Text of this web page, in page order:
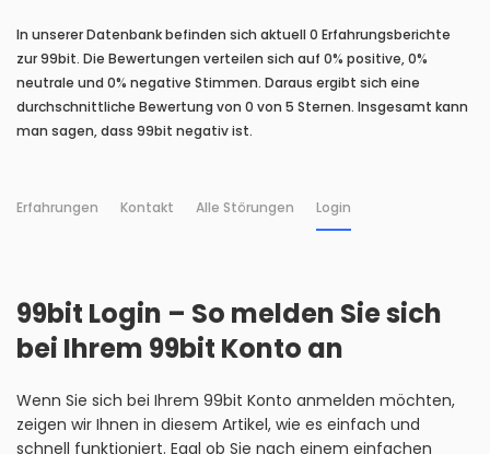
In unserer Datenbank befinden sich aktuell 0 Erfahrungsberichte
zur 99bit. Die Bewertungen verteilen sich auf 0% positive, 0%
neutrale und 0% negative Stimmen. Daraus ergibt sich eine
durchschnittliche Bewertung von 0 von 5 Sternen. Insgesamt kann
man sagen, dass 99bit negativ ist.
Erfahrungen Kontakt Alle Störungen Login
99bit Login – So melden Sie sich
bei Ihrem 99bit Konto an
Wenn Sie sich bei Ihrem 99bit Konto anmelden möchten,
zeigen wir Ihnen in diesem Artikel, wie es einfach und
schnell funktioniert. Egal ob Sie nach einem einfachen